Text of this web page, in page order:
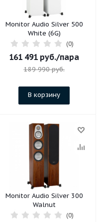
Monitor Audio Silver 500
White (6G)
(0)
161 491 руб./пара
189 990руб.
В корзину
Monitor Audio Silver 300
Walnut
(0)